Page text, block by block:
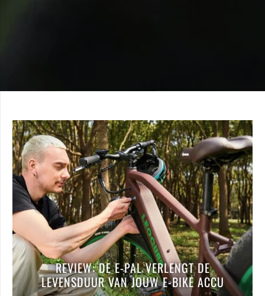
REVIEW: DE E-PAL VERLENGT DE
LEVENSDUUR VAN JOUW E-BIKE ACCU